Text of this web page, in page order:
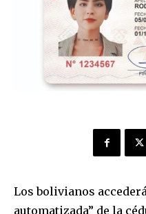
Los bolivianos
automatizada” de la